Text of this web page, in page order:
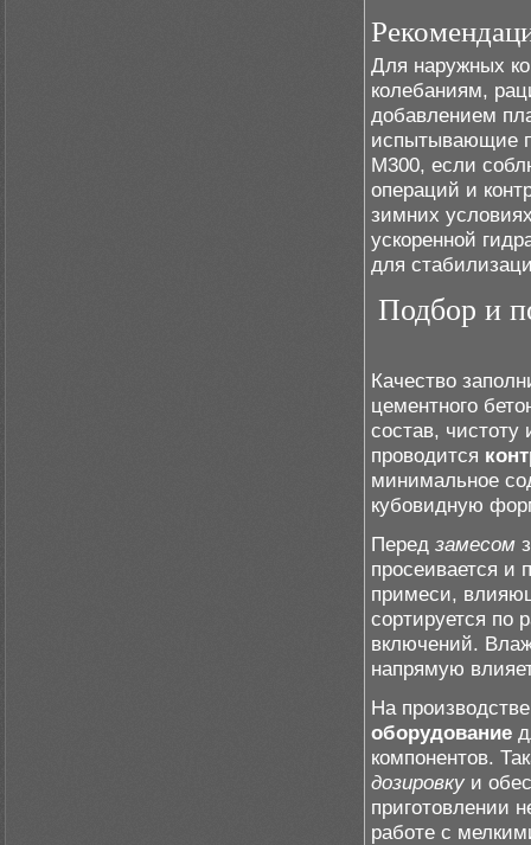
Для наружных
колебаниям,
добавлением
испытывающие
М300, если
операций и
зимних
ускоренной
для
Подбор и
Качество
цементного
состав,
проводится
минимальное
кубовидную
Перед замесом
просеивается и
примеси,
сортируется по
включений.
напрямую
На
оборудование
компонентов.
дозировку и
приготовлении
работе с